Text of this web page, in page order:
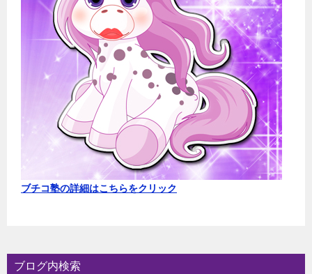
ブチコ塾の詳細はこちらをクリック
ブログ内検索